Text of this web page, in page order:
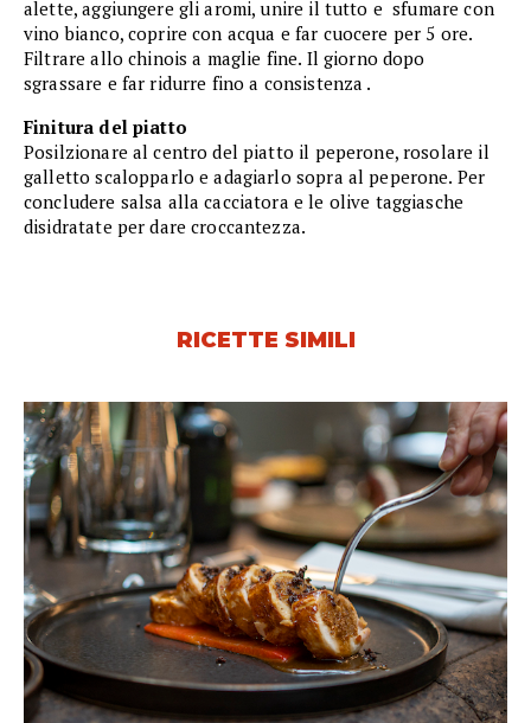
alette, aggiungere gli aromi, unire il tutto e sfumare con
vino bianco, coprire con acqua e far cuocere per 5 ore.
Filtrare allo chinois a maglie fine. Il giorno dopo
sgrassare e far ridurre fino a consistenza .
Finitura del piatto
Posilzionare al centro del piatto il peperone, rosolare il
galletto scalopparlo e adagiarlo sopra al peperone. Per
concludere salsa alla cacciatora e le olive taggiasche
disidratate per dare croccantezza.
RICETTE SIMILI